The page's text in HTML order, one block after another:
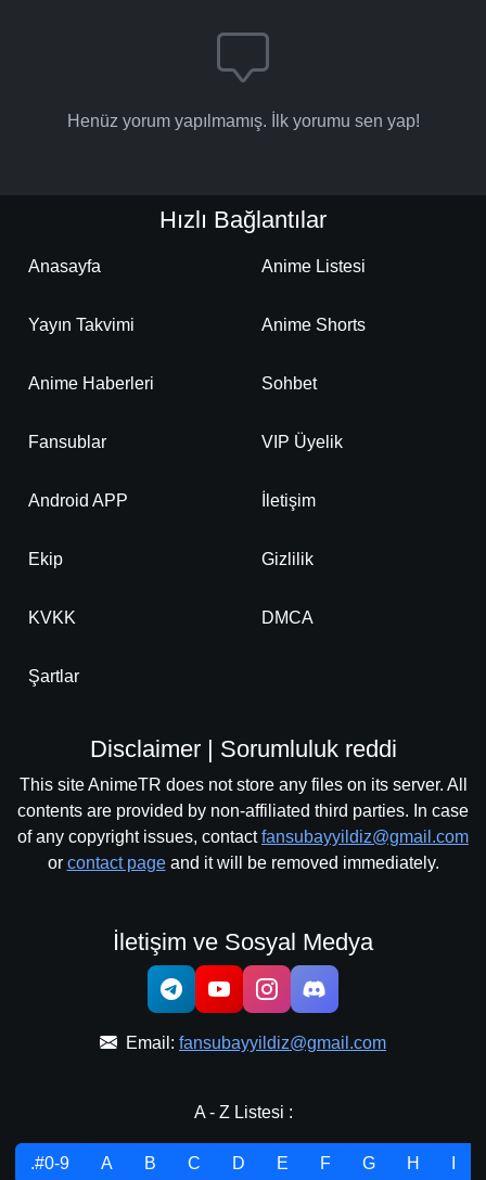
Henüz yorum yapılmamış. İlk yorumu sen yap!
Hızlı Bağlantılar
Anasayfa Anime Listesi
Yayın Takvimi Anime Shorts
Anime Haberleri Sohbet
Fansublar VIP Üyelik
Android APP İletişim
Ekip Gizlilik
KVKK DMCA
Şartlar
Disclaimer | Sorumluluk reddi
This site AnimeTR does not store any files on its server. All
contents are provided by non-affiliated third parties. In case
of any copyright issues, contactfansubayyildiz@gmail.com
or contact pageand it will be removed immediately.
İletişim ve Sosyal Medya
Email: fansubayyildiz@gmail.com
A - Z Listesi :
.#0-9 A B C D E F G H